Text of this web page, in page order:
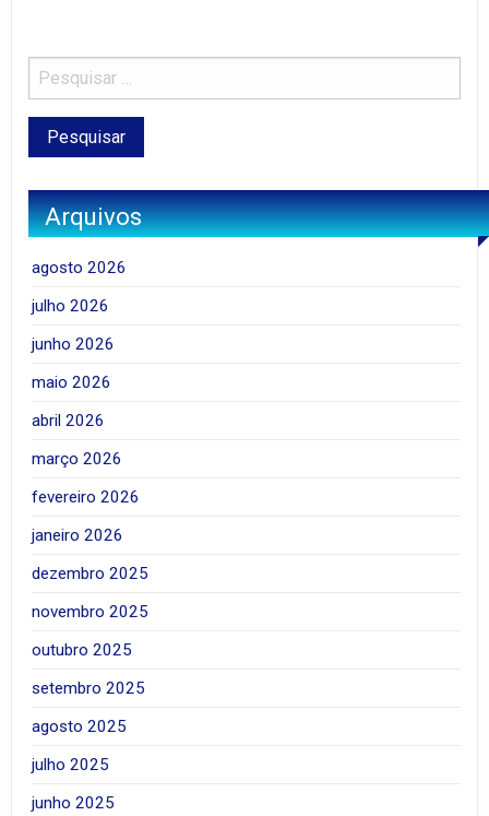
Arquivos
agosto 2026
julho 2026
junho 2026
maio 2026
abril 2026
março 2026
fevereiro 2026
janeiro 2026
dezembro 2025
novembro 2025
outubro 2025
setembro 2025
agosto 2025
julho 2025
junho 2025